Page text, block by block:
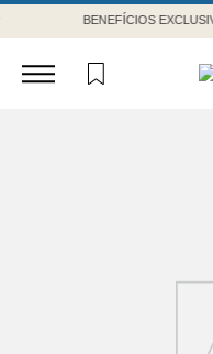
BENEFÍCIOS